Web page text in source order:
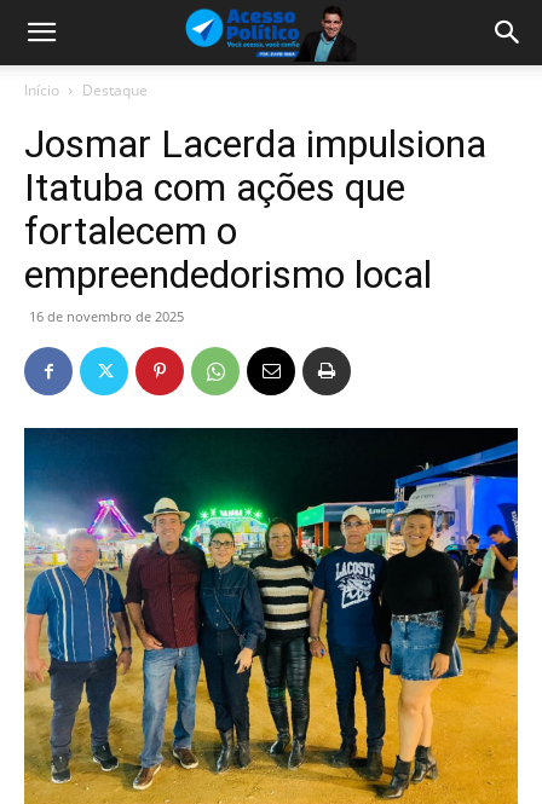
Início Destaque
Josmar Lacerda impulsiona
Itatuba com ações que
fortalecem o
empreendedorismo local
16 de novembro de 2025